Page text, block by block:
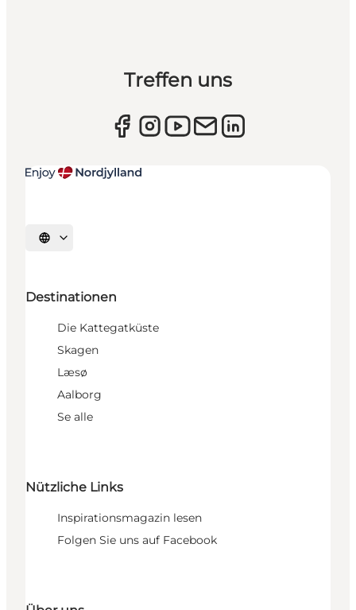
Treffen uns
Sprache auswählen
Destinationen
Die Kattegatküste
Skagen
Læsø
Aalborg
Se alle
Nützliche Links
Inspirationsmagazin lesen
Folgen Sie uns auf Facebook